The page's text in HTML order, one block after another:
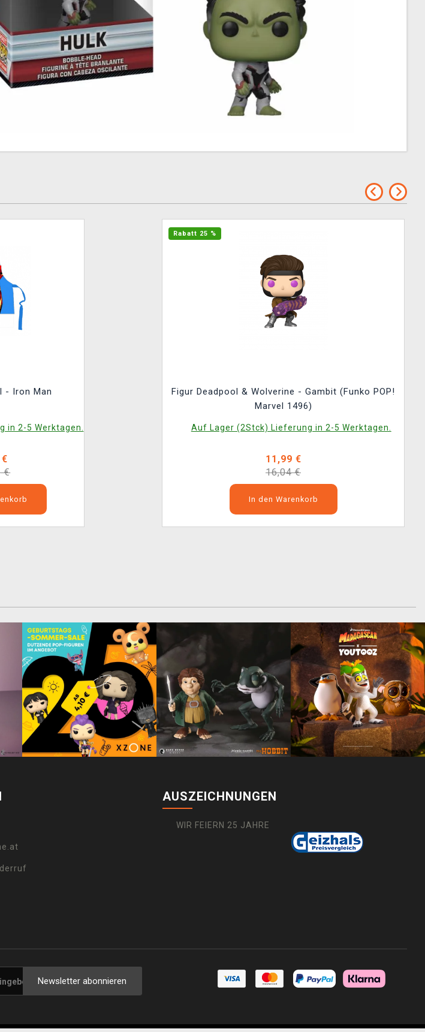
- Iron Man
in 2-5 Werktagen.
€
Rabatt 25 %
Figur Deadpool & Wolverine - Gambit (Funko POP!
Marvel 1496)
Auf Lager (2Stck) Lieferung in 2-5 Werktagen.
11,99 €
16,04 €
In den Warenkorb
AUSZEICHNUNGEN
WIR FEIERN 25 JAHRE
Newsletter abonnieren